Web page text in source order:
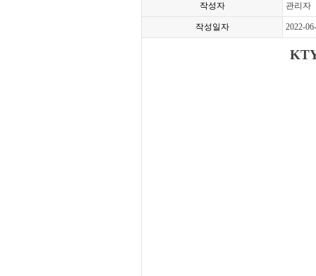
작성자 관리자
작성일자 2022-